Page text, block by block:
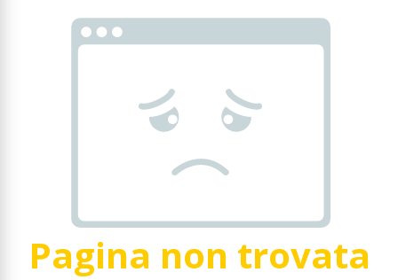
Pagina non trovata